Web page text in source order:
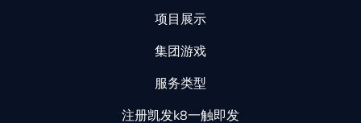
项目展示
集团游戏
服务类型
注册凯发k8一触即发